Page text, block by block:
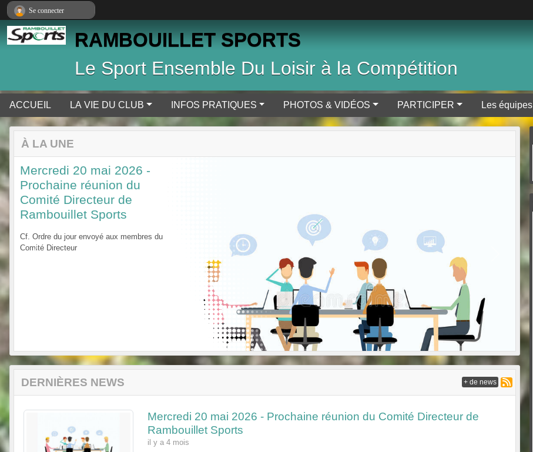
RAMBOUILLET SPORTS
Le Sport Ensemble Du Loisir à la Compétition
ACCUEIL LA VIE DU CLUB INFOS PRATIQUES PHOTOS & VIDÉOS PARTICIPER Les équipes
À LA UNE
Mercredi 20 mai 2026 -
Prochaine réunion du
Comité Directeur de
Rambouillet Sports
Cf. Ordre du jour envoyé aux membres du
Comité Directeur
DERNIÈRES NEWS
Mercredi 20 mai 2026 - Prochaine réunion du Comité Directeur de
Rambouillet Sports
il y a 4 mois
+ de news
Se connecter
Panneau de gestion des cookies